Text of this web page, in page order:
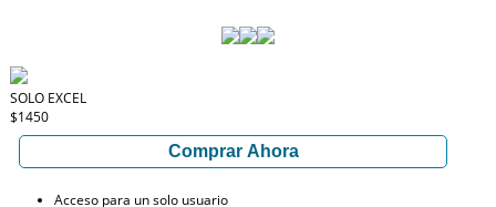
SOLO EXCEL
$1450
Comprar Ahora
Acceso para un solo usuario